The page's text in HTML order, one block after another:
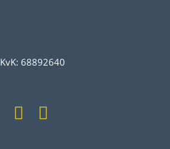
KvK: 68892640